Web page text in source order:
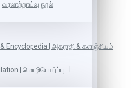
வரலாற்றாய்வு நூல்
Encyclopedia | அகராதி & களஞ்சியம்
| மொழிபெயர்ப்பு